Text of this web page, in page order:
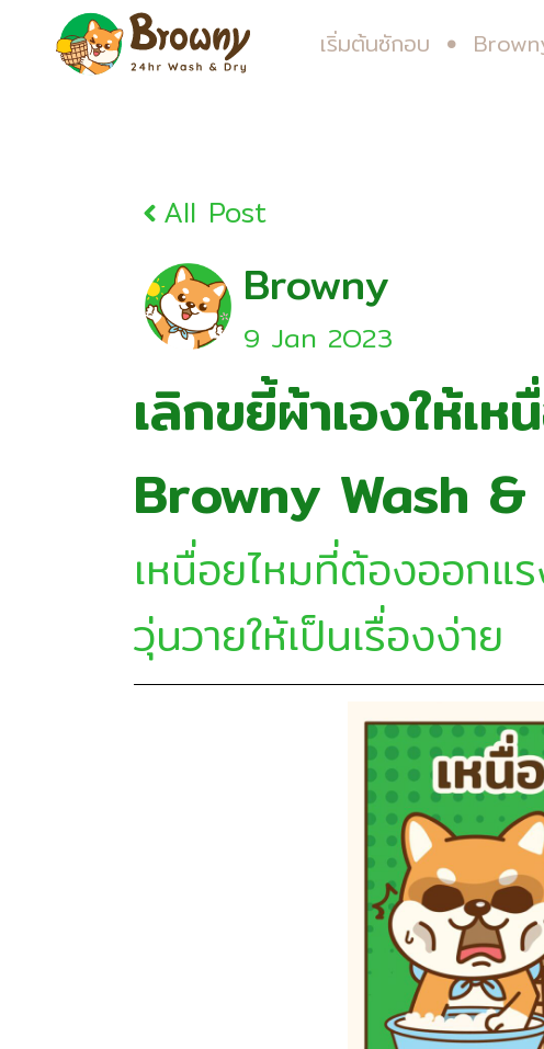
เริ่มต้นซักอบ
All Post
Browny
9 Jan 2O23
เลิกขยี้ผ้าเองให้เ
Browny Wash &
เหนื่อยไหมที่ต้องออกแ
วุ่นวายให้เป็นเรื่องง่าย